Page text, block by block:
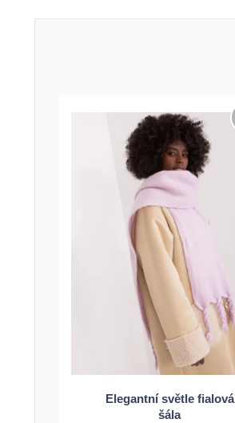
Elegantní světle fialová
šála
Univerzální